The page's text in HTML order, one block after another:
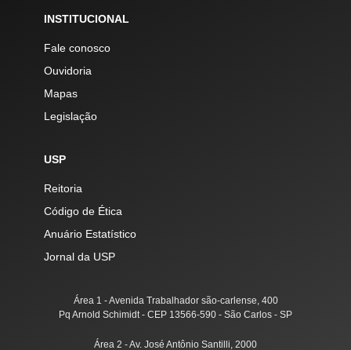
INSTITUCIONAL
Fale conosco
Ouvidoria
Mapas
Legislação
USP
Reitoria
Código de Ética
Anuário Estatístico
Jornal da USP
Área 1 - Avenida Trabalhador são-carlense, 400
Pq Arnold Schimidt - CEP 13566-590 - São Carlos - SP
Área 2 - Av. José Antônio Santilli, 2000